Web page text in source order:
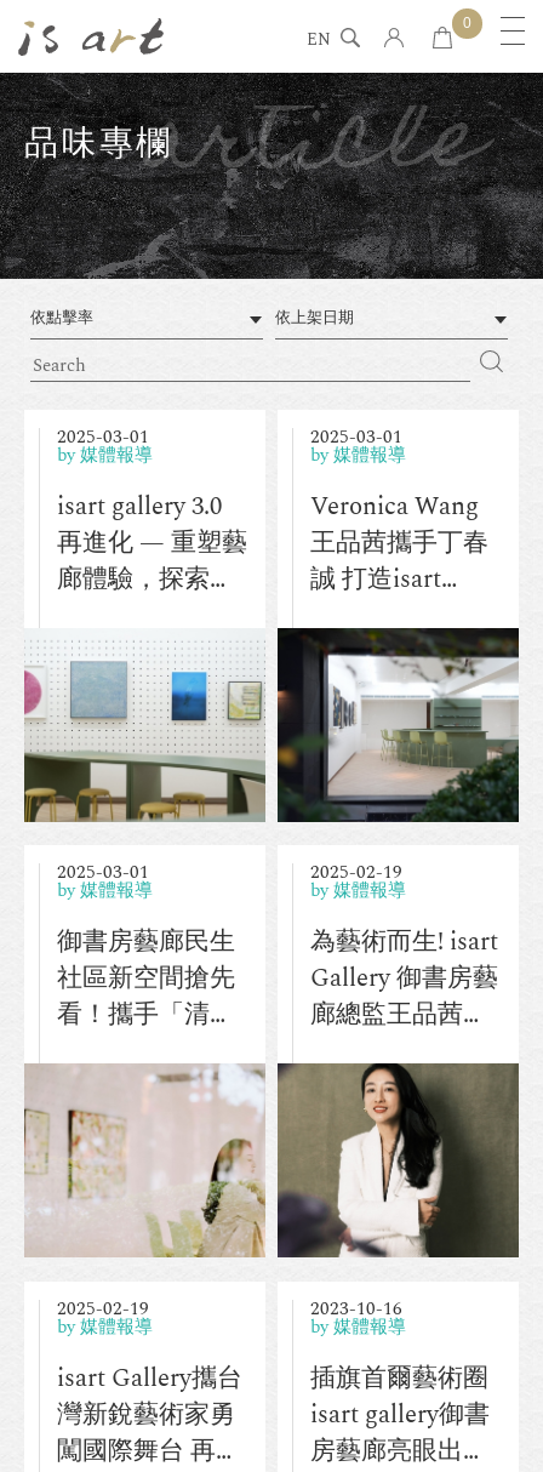
EN
0
品味專欄article
依點擊率 依上架日期
2025-03-01
by 媒體報導
isart gallery 3.0
再進化 — 重塑藝
廊體驗，探索藝
2025-03-01
by 媒體報導
Veronica Wang
王品茜攜手丁春
誠 打造isart
念空間 重新定義
藝廊無限可能
2025-03-01
by 媒體報導
御書房藝廊民生
社區新空間搶先
看！攜手「清威
造會員制秘境、
頂級日本威士
忌、藝術一次收
藏
2025-02-19
by 媒體報導
為藝術而生! isart
Gallery 御書房藝
廊總監王品茜
2025-02-19
by 媒體報導
isart Gallery攜台
灣新銳藝術家勇
闖國際舞台 再次
2023-10-16
by 媒體報導
插旗首爾藝術圈
isart gallery御書
房藝廊亮眼出擊